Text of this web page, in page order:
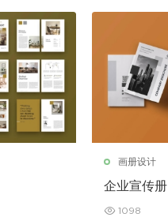
画册设计
企业宣传册
1098